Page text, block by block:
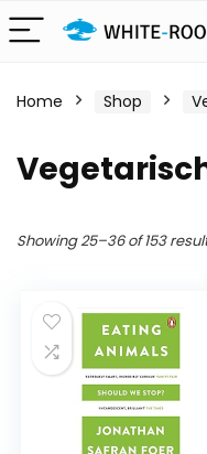
Home Shop
Showing 25–36 of 153